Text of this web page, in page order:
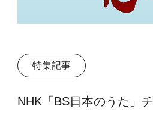
特集記事
NHK「BS日本のうた」